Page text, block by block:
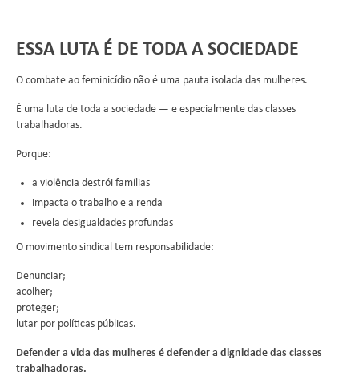
ESSA LUTA É DE TODA A SOCIEDADE
O combate ao feminicídio não é uma pauta isolada das mulheres.
É uma luta de toda a sociedade — e especialmente das classes
trabalhadoras.
Porque:
a violência destrói famílias
impacta o trabalho e a renda
revela desigualdades profundas
O movimento sindical tem responsabilidade:
Denunciar;
acolher;
proteger;
lutar por políticas públicas.
Defender a vida das mulheres é defender a dignidade das classes
trabalhadoras.